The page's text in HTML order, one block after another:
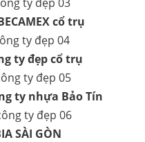
cổ trụ
ty đẹp cổ trụ
ty nhựa Bảo Tín
SÀI GÒN